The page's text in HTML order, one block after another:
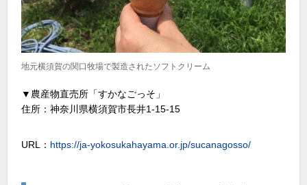
地元横須賀の関口牧場で製造されたソフトクリーム
▼農産物直売所「すかなごっそ」
住所：神奈川県横須賀市長井1-15-15
URL： https://ja-yokosukahayama.or.jp/sucanagosso/